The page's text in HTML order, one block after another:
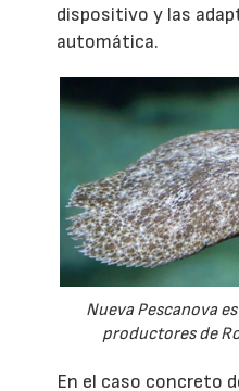
dispositivo y las
automática.
Nueva Pescanova
productores de
En el caso concreto